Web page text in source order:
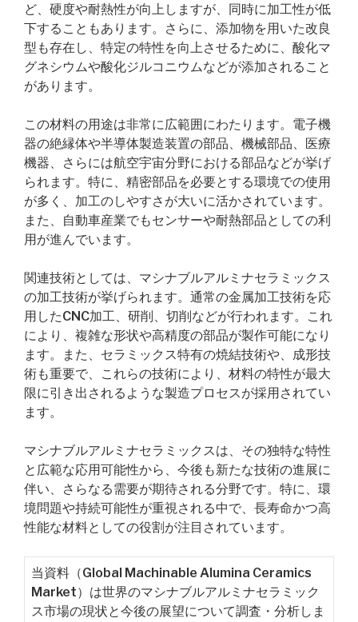
ど、硬度や耐熱性が向上しますが、同時に加工性が低
下することもあります。さらに、添加物を用いた改良
型も存在し、特定の特性を向上させるために、酸化マ
グネシウムや酸化ジルコニウムなどが添加されること
があります。
この材料の用途は非常に広範囲にわたります。電子機
器の絶縁体や半導体製造装置の部品、機械部品、医療
機器、さらには航空宇宙分野における部品などが挙げ
られます。特に、精密部品を必要とする環境での使用
が多く、加工のしやすさが大いに活かされています。
また、自動車産業でもセンサーや耐熱部品としての利
用が進んでいます。
関連技術としては、マシナブルアルミナセラミックス
の加工技術が挙げられます。通常の金属加工技術を応
用したCNC加工、研削、切削などが行われます。これ
により、複雑な形状や高精度の部品が製作可能になり
ます。また、セラミックス特有の焼結技術や、成形技
術も重要で、これらの技術により、材料の特性が最大
限に引き出されるような製造プロセスが採用されてい
ます。
マシナブルアルミナセラミックスは、その独特な特性
と広範な応用可能性から、今後も新たな技術の進展に
伴い、さらなる需要が期待される分野です。特に、環
境問題や持続可能性が重視される中で、長寿命かつ高
性能な材料としての役割が注目されています。
当資料（Global Machinable Alumina Ceramics
Market）は世界のマシナブルアルミナセラミック
ス市場の現状と今後の展望について調査・分析しま